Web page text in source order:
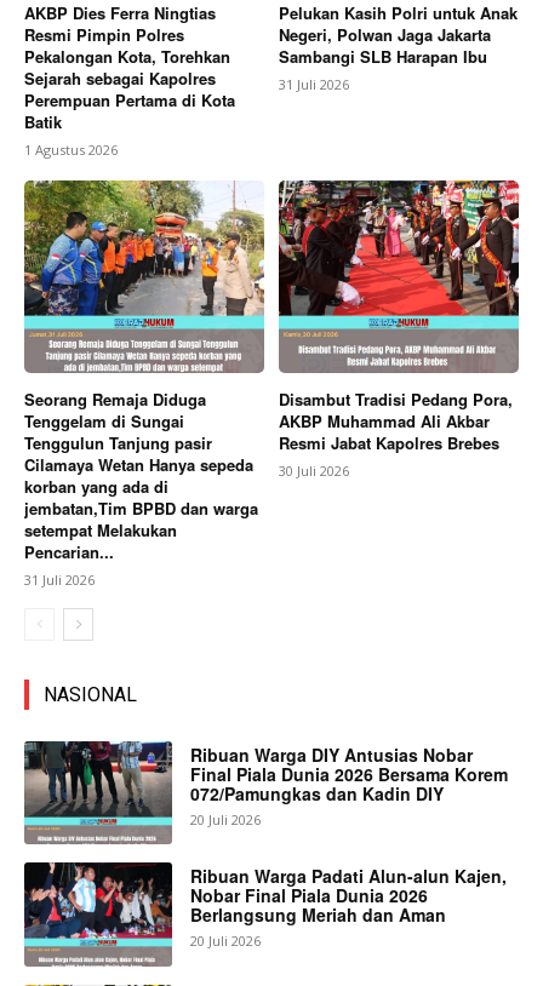
AKBP Dies Ferra Ningtias
Resmi Pimpin Polres
Pekalongan Kota, Torehkan
Sejarah sebagai Kapolres
Perempuan Pertama di Kota
Batik
1 Agustus 2026
Pelukan Kasih Polri untuk Anak
Negeri, Polwan Jaga Jakarta
Sambangi SLB Harapan Ibu
31 Juli 2026
Seorang Remaja Diduga
Tenggelam di Sungai
Tenggulun Tanjung pasir
Cilamaya Wetan Hanya sepeda
korban yang ada di
jembatan,Tim BPBD dan warga
setempat Melakukan
Pencarian...
31 Juli 2026
Disambut Tradisi Pedang Pora,
AKBP Muhammad Ali Akbar
Resmi Jabat Kapolres Brebes
30 Juli 2026
NASIONAL
Ribuan Warga DIY Antusias Nobar
Final Piala Dunia 2026 Bersama Korem
072/Pamungkas dan Kadin DIY
20 Juli 2026
Ribuan Warga Padati Alun-alun Kajen,
Nobar Final Piala Dunia 2026
Berlangsung Meriah dan Aman
20 Juli 2026